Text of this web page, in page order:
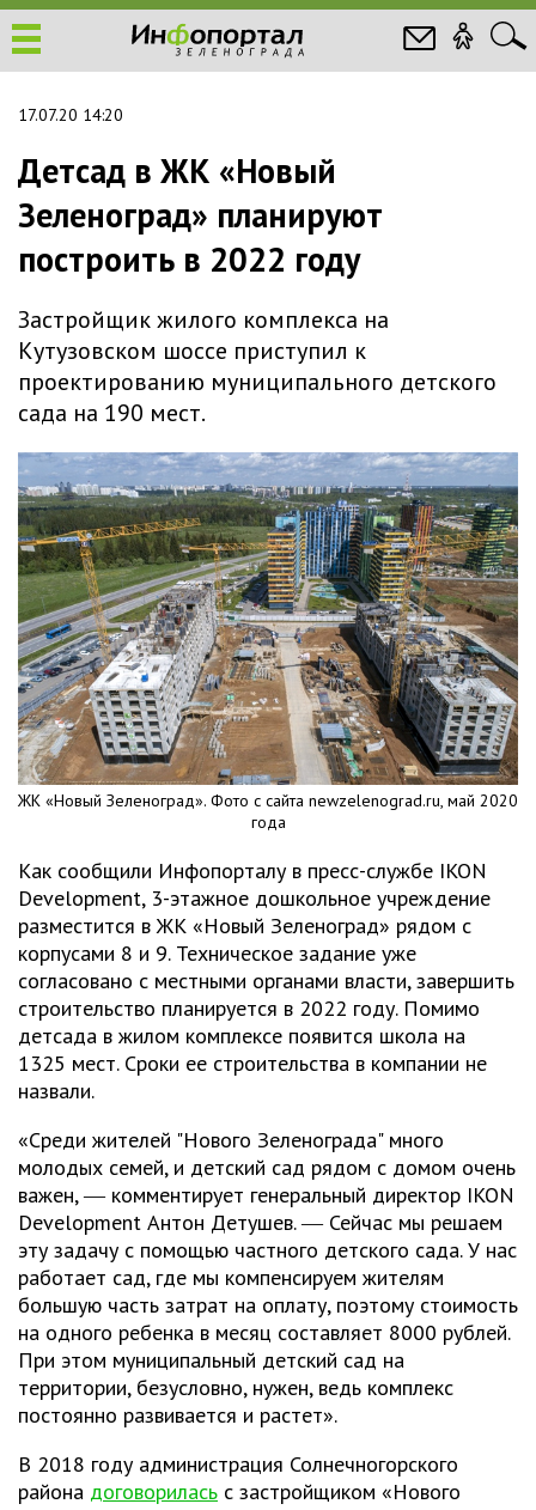
17.07.20 14:20
Детсад в ЖК «Новый
Зеленоград» планируют
построить в 2022 году
Застройщик жилого комплекса на
Кутузовском шоссе приступил к
проектированию муниципального детского
сада на 190 мест.
ЖК «Новый Зеленоград». Фото с сайта newzelenograd.ru, май 2020
года
Как сообщили Инфопорталу в пресс-службе IKON
Development, 3-этажное дошкольное учреждение
разместится в ЖК «Новый Зеленоград» рядом с
корпусами 8 и 9. Техническое задание уже
согласовано с местными органами власти, завершить
строительство планируется в 2022 году. Помимо
детсада в жилом комплексе появится школа на
1325 мест. Сроки ее строительства в компании не
назвали.
«Среди жителей "Нового Зеленограда" много
молодых семей, и детский сад рядом с домом очень
важен, ― комментирует генеральный директор IKON
Development Антон Детушев. ― Сейчас мы решаем
эту задачу с помощью частного детского сада. У нас
работает сад, где мы компенсируем жителям
большую часть затрат на оплату, поэтому стоимость
на одного ребенка в месяц составляет 8000 рублей.
При этом муниципальный детский сад на
территории, безусловно, нужен, ведь комплекс
постоянно развивается и растет».
В 2018 году администрация Солнечногорского
района договорилась с застройщиком «Нового